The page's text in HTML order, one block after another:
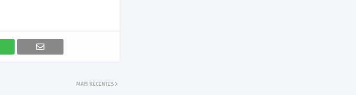
MAIS RECENTES